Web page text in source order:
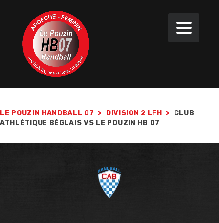
LE POUZIN HANDBALL 07 > DIVISION 2 LFH >
CLUB
ATHLÉTIQUE BÉGLAIS VS LE POUZIN HB 07